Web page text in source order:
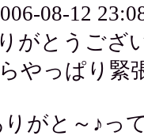
08-12
がとうござ
やっぱり緊
がと～♪っ